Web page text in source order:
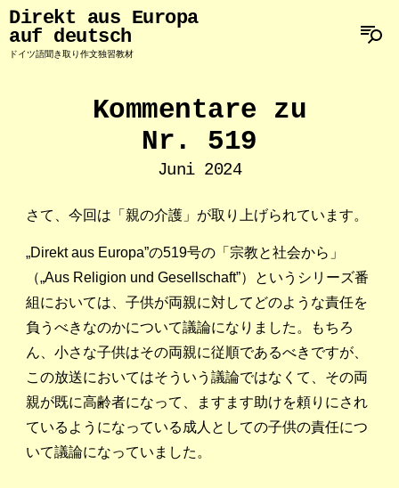
Direkt aus Europa
auf deutsch
ドイツ語聞き取り作文独習教材
Kommentare zu
Nr. 519
Juni 2024
さて、今回は「親の介護」が取り上げられています。
„Direkt aus Europa”の519号の「宗教と社会から」
（„Aus Religion und Gesellschaft”）というシリーズ番
組においては、子供が両親に対してどのような責任を
負うべきなのかについて議論になりました。もちろ
ん、小さな子供はその両親に従順であるべきですが、
この放送においてはそういう議論ではなくて、その両
親が既に高齢者になって、ますます助けを頼りにされ
ているようになっている成人としての子供の責任につ
いて議論になっていました。